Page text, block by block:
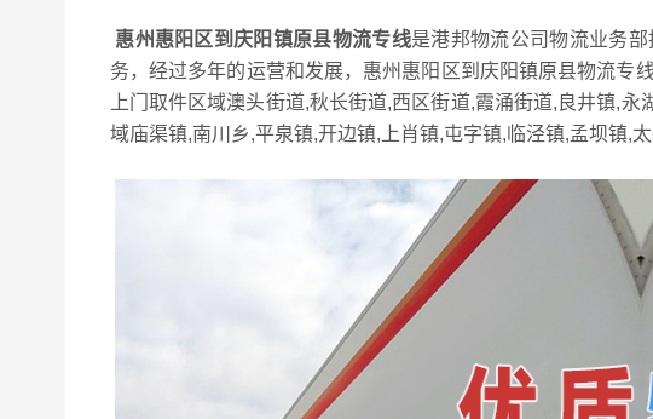
惠州惠阳区到庆阳镇原县物流专线是港邦物流公司物流业务
务，经过多年的运营和发展，惠州惠阳区到庆阳镇原县物流专
上门取件区域澳头街道,秋长街道,西区街道,霞涌街道,良井镇,
域庙渠镇,南川乡,平泉镇,开边镇,上肖镇,屯字镇,临泾镇,孟坝镇,